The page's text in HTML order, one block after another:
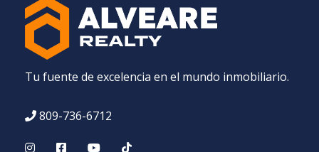
Tu fuente de excelencia en el mundo inmobiliario.
809-736-6712